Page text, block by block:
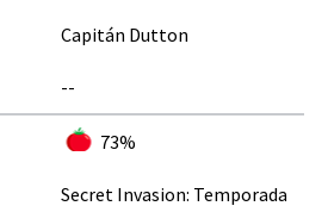
Capitán Dutton
--
73%
Secret Invasion: Temporada